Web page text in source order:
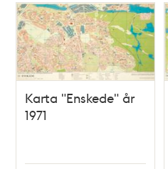
Karta "Enskede" år
1971